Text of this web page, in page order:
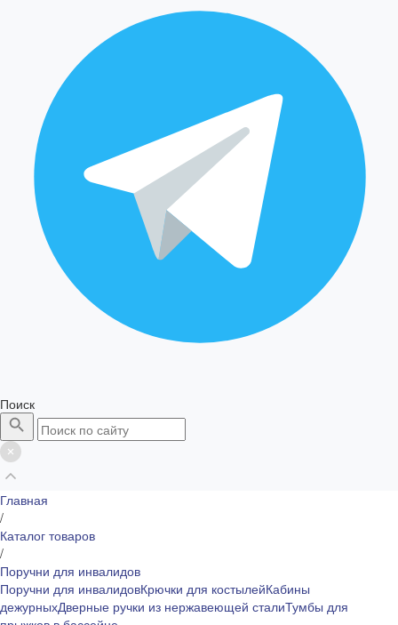
Поиск
Главная
/
Каталог товаров
/
Поручни для инвалидов
Поручни для инвалидовКрючки для костылейКабины
дежурныхДверные ручки из нержавеющей сталиТумбы для